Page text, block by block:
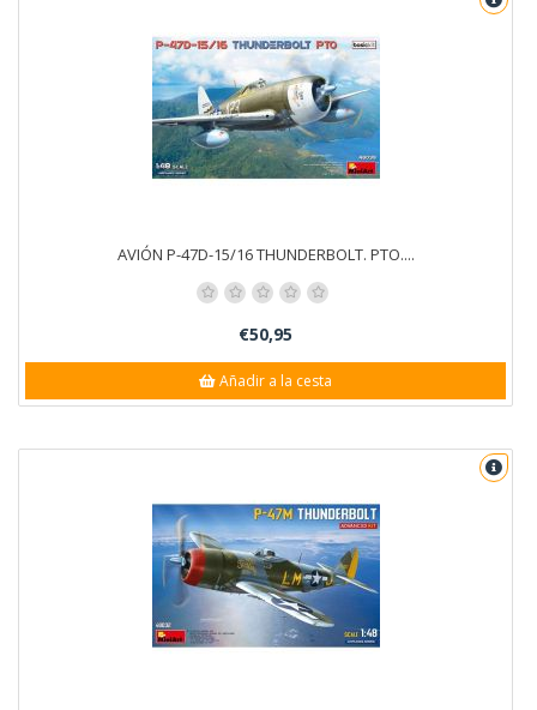
AVIÓN P-47D-15/16 THUNDERBOLT. PTO....
€50,95
Añadir a la cesta